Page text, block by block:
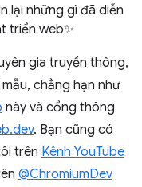
lại những gì đã diễn
triển web✨
gia truyền thông,
chẳng hạn như
này và cổng thông
. Bạn cũng có
trên Kênh YouTube
@ChromiumDev